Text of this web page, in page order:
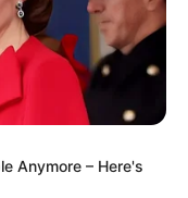
Anymore – Here's